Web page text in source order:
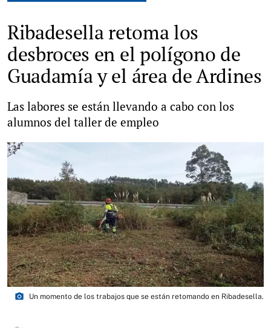
Ribadesella retoma los
desbroces en el polígono de
Guadamía y el área de Ardines
Las labores se están llevando a cabo con los
alumnos del taller de empleo
photo_camera Un momento de los trabajos que se están retomando en Ribadesella.